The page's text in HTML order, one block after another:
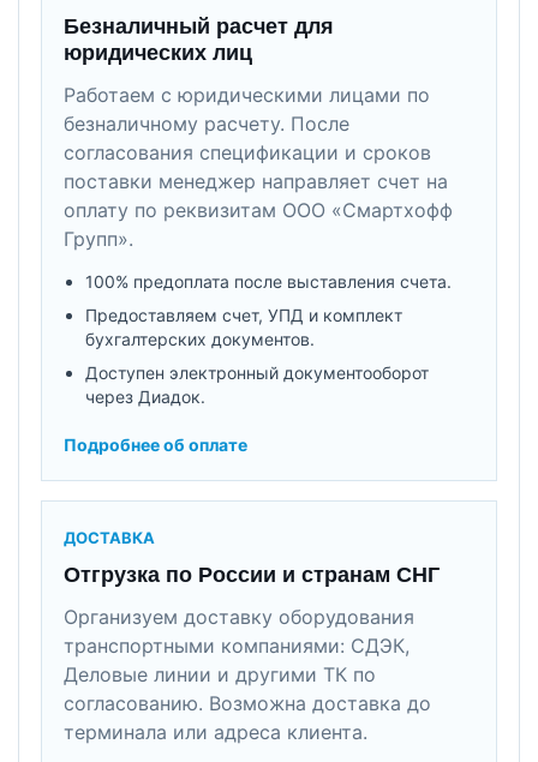
Безналичный расчет для
юридических лиц
Работаем с юридическими лицами по
безналичному расчету. После
согласования спецификации и сроков
поставки менеджер направляет счет на
оплату по реквизитам ООО «Смартхофф
Групп».
100% предоплата после выставления счета.
Предоставляем счет, УПД и комплект
бухгалтерских документов.
Доступен электронный документооборот
через Диадок.
Подробнее об оплате
ДОСТАВКА
Отгрузка по России и странам СНГ
Организуем доставку оборудования
транспортными компаниями: СДЭК,
Деловые линии и другими ТК по
согласованию. Возможна доставка до
терминала или адреса клиента.